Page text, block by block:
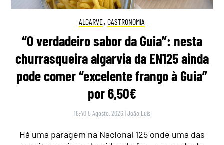
ALGARVE, GASTRONOMIA
“O verdadeiro sabor da Guia”: nesta
churrasqueira algarvia da EN125 ainda
pode comer “excelente frango à Guia”
por 6,50€
16:40 5 Agosto, 2026 |João Luís
Há uma paragem na Nacional 125 onde uma das